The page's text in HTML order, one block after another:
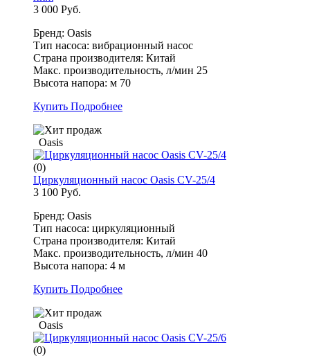
3 000 Руб.
Бренд: Oasis
Тип насоса: вибрационный насос
Страна производителя: Китай
Макс. производительность, л/мин 25
Высота напора: м 70
Купить Подробнее
Oasis
(0)
Циркуляционный насос Oasis CV-25/4
3 100 Руб.
Бренд: Oasis
Тип насоса: циркуляционный
Страна производителя: Китай
Макс. производительность, л/мин 40
Высота напора: 4 м
Купить Подробнее
Oasis
(0)